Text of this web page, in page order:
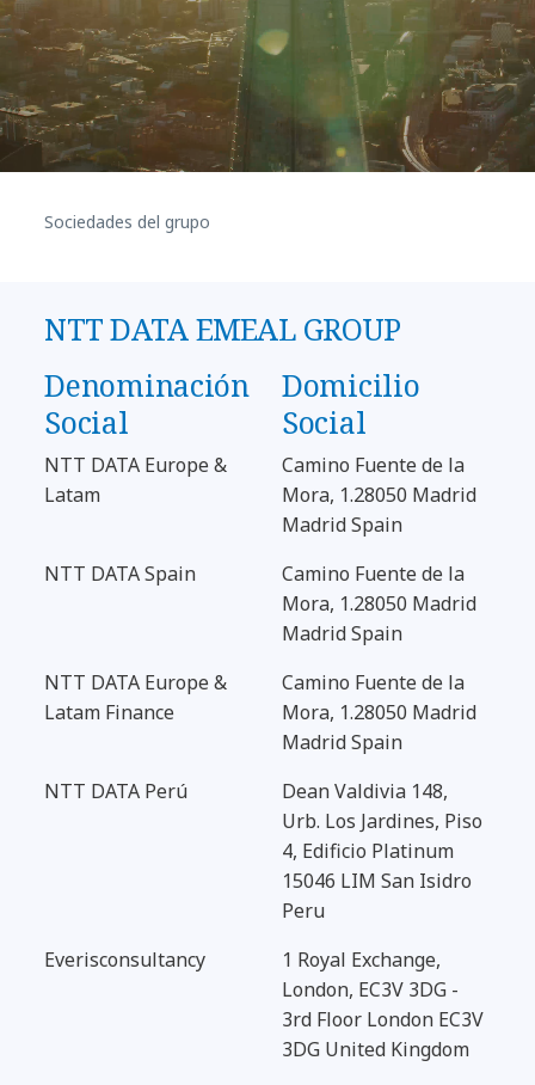
Sociedades del grupo
NTT DATA EMEAL GROUP
Denominación
Social
Domicilio
Social
NTT DATA Europe &
Latam
Camino Fuente de la
Mora, 1.28050 Madrid
Madrid Spain
NTT DATA Spain
Camino Fuente de la
Mora, 1.28050 Madrid
Madrid Spain
NTT DATA Europe &
Latam Finance
Camino Fuente de la
Mora, 1.28050 Madrid
Madrid Spain
NTT DATA Perú
Dean Valdivia 148,
Urb. Los Jardines, Piso
4, Edificio Platinum
15046 LIM San Isidro
Peru
Everisconsultancy
1 Royal Exchange,
London, EC3V 3DG -
3rd Floor London EC3V
3DG United Kingdom